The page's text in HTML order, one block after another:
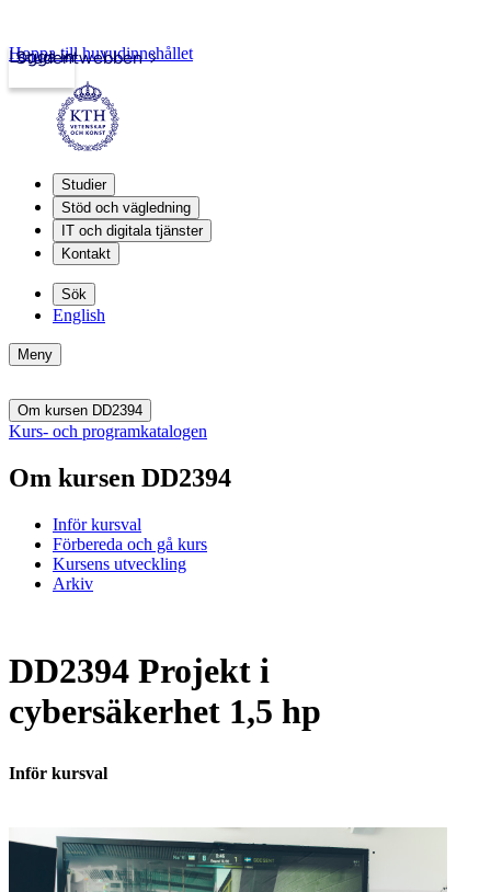
Studentwebben
Logga in
Hoppa till huvudinnehållet
Studier
Stöd och vägledning
IT och digitala tjänster
Kontakt
Sök
English
Meny
Om kursen DD2394
Kurs- och programkatalogen
Om kursen DD2394
Inför kursval
Förbereda och gå kurs
Kursens utveckling
Arkiv
DD2394 Projekt i
cybersäkerhet 1,5 hp
Inför kursval